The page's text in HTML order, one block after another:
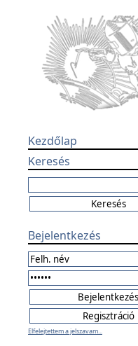
Kezdőlap
Keresés
Bejelentkezés
Elfelejtettem a jelszavam...